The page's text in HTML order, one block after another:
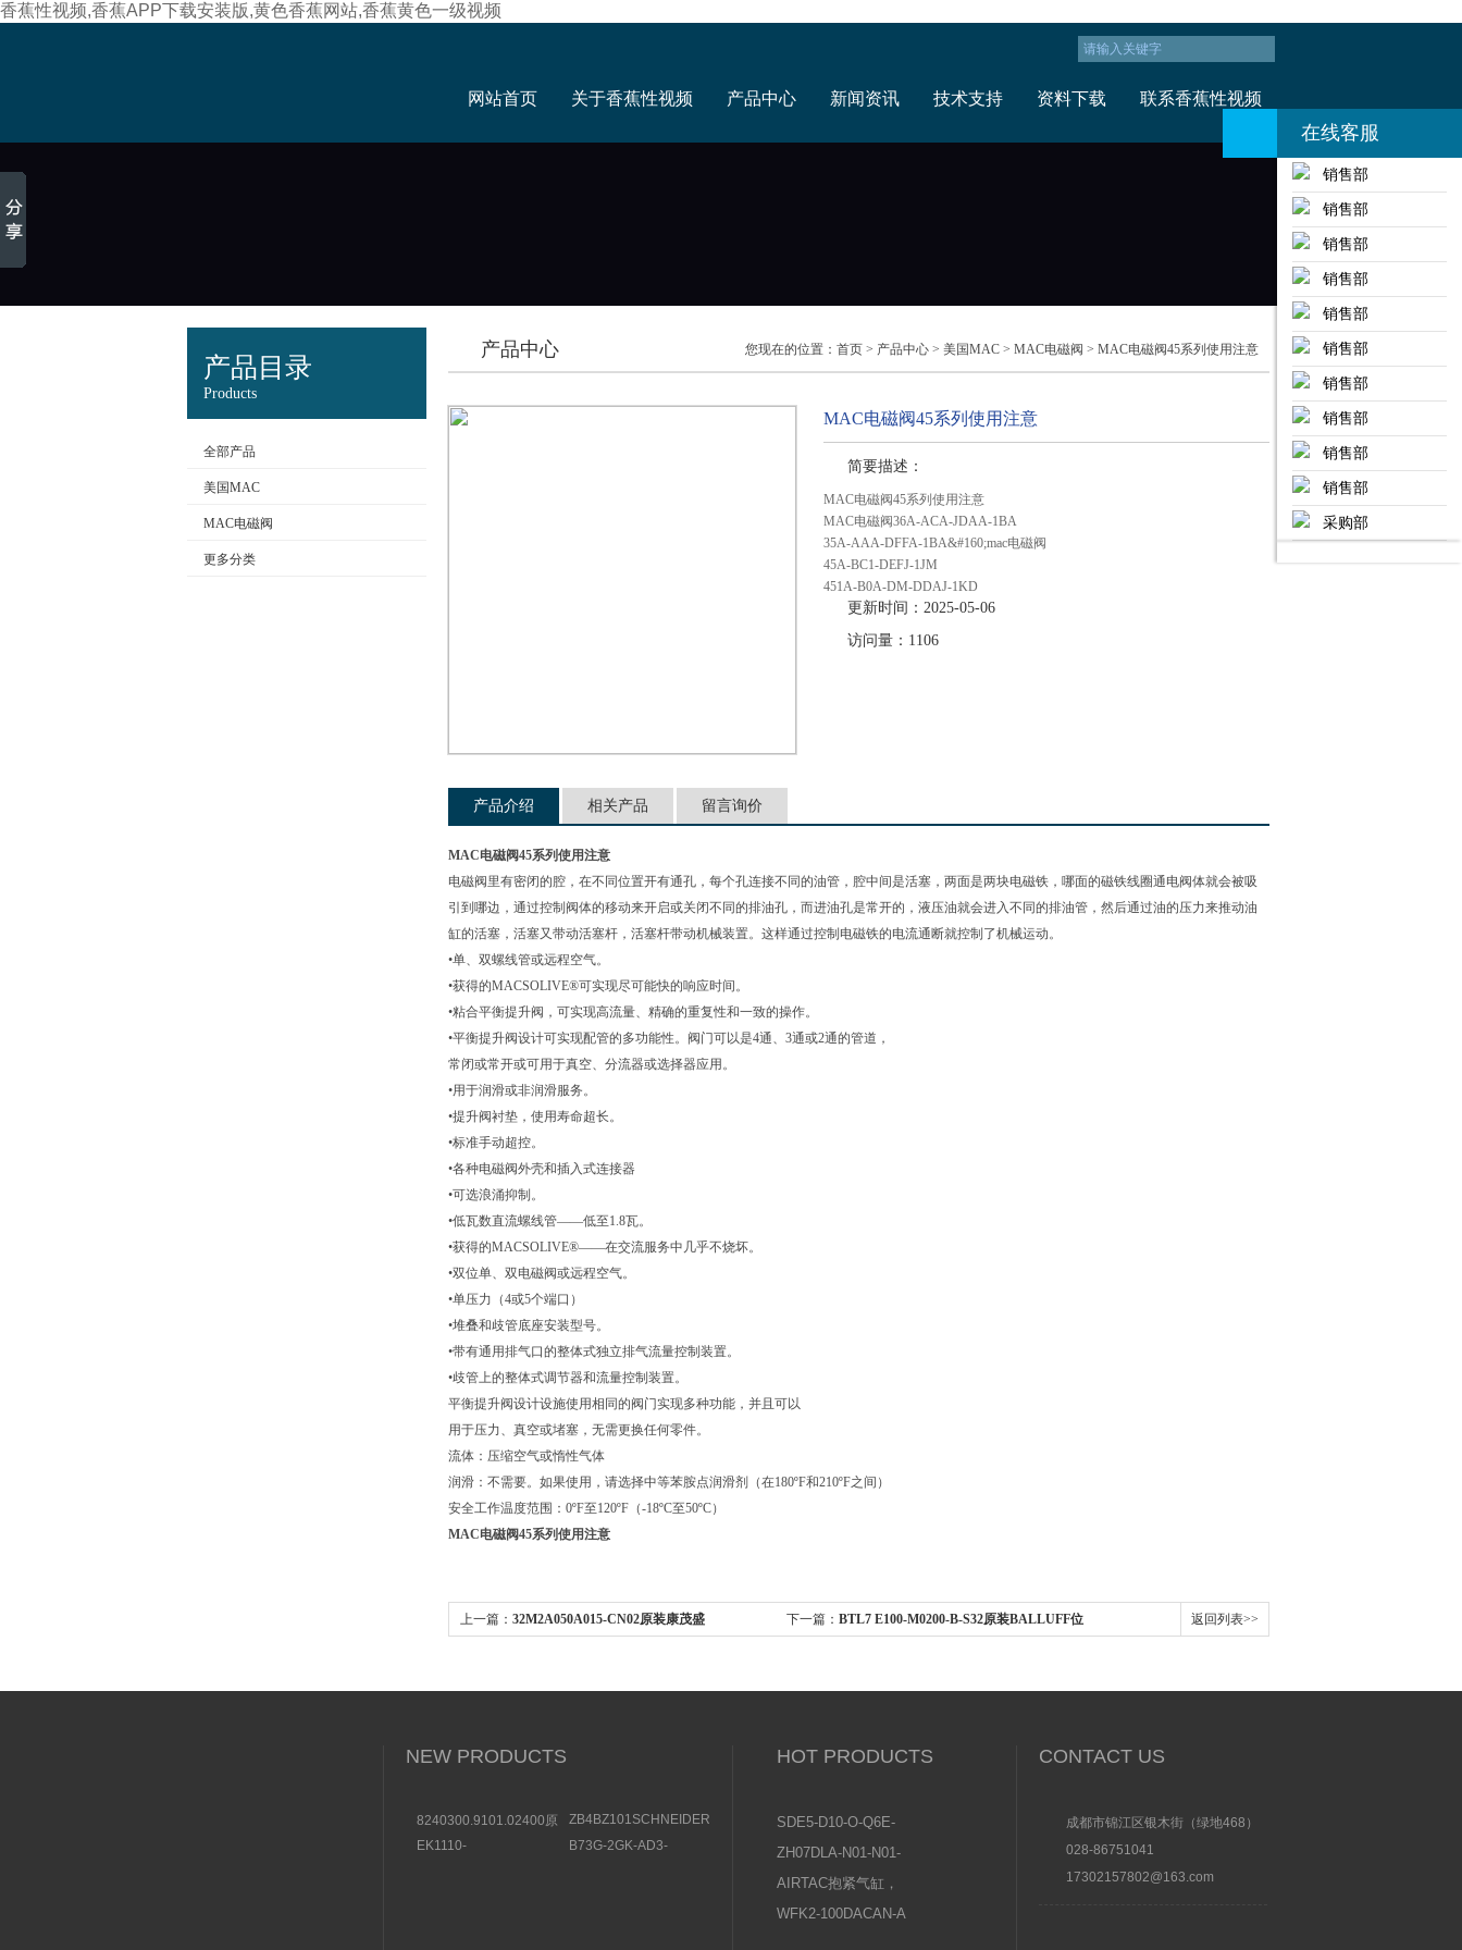
香蕉性视频,香蕉APP下载安装版,黄色香蕉网站,香蕉黄色一级视频
网站首页 关于香蕉性视频 产品中心 新闻资讯 技术支持 资料下载 联系香蕉性视频
产品目录
Products
全部产品
美国MAC
MAC电磁阀
更多分类
产品中心 您现在的位置： 首页 > 产品中心 > 美国MAC > MAC电磁阀 > MAC电磁阀45系列使用注意
MAC电磁阀45系列使用注意
简要描述：
MAC电磁阀45系列使用注意
MAC电磁阀36A-ACA-JDAA-1BA
35A-AAA-DFFA-1BA&#160;mac电磁阀
45A-BC1-DEFJ-1JM
451A-B0A-DM-DDAJ-1KD
更新时间：2025-05-06
访问量：1106
产品介绍 相关产品 留言询价
MAC电磁阀45系列使用注意
电磁阀里有密闭的腔，在不同位置开有通孔，每个孔连接不同的油管，腔中间是活塞，两面是两块电磁铁，哪面的磁铁线圈通电阀体就会被吸
引到哪边，通过控制阀体的移动来开启或关闭不同的排油孔，而进油孔是常开的，液压油就会进入不同的排油管，然后通过油的压力来推动油
缸的活塞，活塞又带动活塞杆，活塞杆带动机械装置。这样通过控制电磁铁的电流通断就控制了机械运动。
•单、双螺线管或远程空气。
•获得的MACSOLIVE®可实现尽可能快的响应时间。
•粘合平衡提升阀，可实现高流量、精确的重复性和一致的操作。
•平衡提升阀设计可实现配管的多功能性。阀门可以是4通、3通或2通的管道，
常闭或常开或可用于真空、分流器或选择器应用。
•用于润滑或非润滑服务。
•提升阀衬垫，使用寿命超长。
•标准手动超控。
•各种电磁阀外壳和插入式连接器
•可选浪涌抑制。
•低瓦数直流螺线管——低至1.8瓦。
•获得的MACSOLIVE®——在交流服务中几乎不烧坏。
•双位单、双电磁阀或远程空气。
•单压力（4或5个端口）
•堆叠和歧管底座安装型号。
•带有通用排气口的整体式独立排气流量控制装置。
•歧管上的整体式调节器和流量控制装置。
平衡提升阀设计设施使用相同的阀门实现多种功能，并且可以
用于压力、真空或堵塞，无需更换任何零件。
流体：压缩空气或惰性气体
润滑：不需要。如果使用，请选择中等苯胺点润滑剂（在180ºF和210ºF之间）
安全工作温度范围：0ºF至120ºF（-18ºC至50ºC）
MAC电磁阀45系列使用注意
上一篇： 32M2A050A015-CN02原装康茂盛 下一篇： BTL7 E100-M0200-B-S32原装BALLUFF位 返回列表>>
NEW PRODUCTS
8240300.9101.02400原
装BUSCHJOST隔膜阀
ZB4BZ101SCHNEIDER
EK1110-
B73G-2GK-AD3-
HOT PRODUCTS
SDE5-D10-O-Q6E-
P-KFESTO费斯托压
ZH07DLA-N01-N01-
N01日本SMC真空发
AIRTAC抱紧气缸，
夹紧气缸常见问题及
WFK2-100DACAN-A
CONTACT US
成都市锦江区银木街（绿地468）
028-86751041
17302157802@163.com
在线客服
销售部
销售部
销售部
销售部
销售部
销售部
销售部
销售部
销售部
销售部
采购部